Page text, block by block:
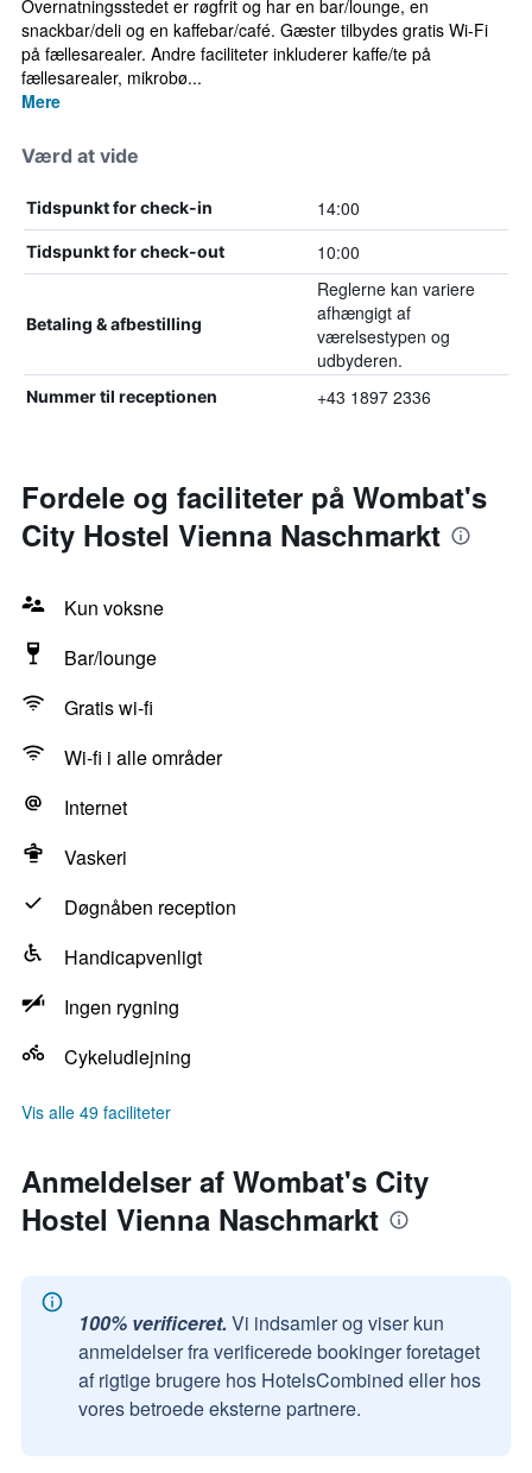
Overnatningsstedet er røgfrit og har en bar/lounge, en
snackbar/deli og en kaffebar/café. Gæster tilbydes gratis Wi-Fi
på fællesarealer. Andre faciliteter inkluderer kaffe/te på
fællesarealer, mikrobø...
Mere
Værd at vide
Tidspunkt for check-in 14:00
Tidspunkt for check-out 10:00
Betaling & afbestilling
Reglerne kan variere
afhængigt af
værelsestypen og
udbyderen.
Nummer til receptionen +43 1897 2336
Fordele og faciliteter på Wombat's
City Hostel Vienna Naschmarkt
Kun voksne
Bar/lounge
Gratis wi-fi
Wi-fi i alle områder
Internet
Vaskeri
Døgnåben reception
Handicapvenligt
Ingen rygning
Cykeludlejning
Vis alle 49 faciliteter
Anmeldelser af Wombat's City
Hostel Vienna Naschmarkt
100% verificeret. Vi indsamler og viser kun
anmeldelser fra verificerede bookinger foretaget
af rigtige brugere hos HotelsCombined eller hos
vores betroede eksterne partnere.